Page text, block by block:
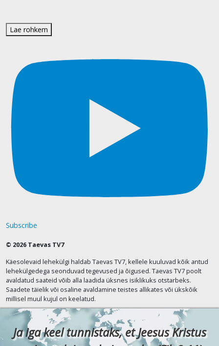
Lae rohkem
Subscribe
© 2026 Taevas TV7
Käesolevaid lehekülgi haldab Taevas TV7, kellele kuuluvad kõik antud
lehekülgedega seonduvad tegevused ja õigused. Taevas TV7 poolt
avaldatud saateid võib alla laadida üksnes isiklikuks otstarbeks.
Saadete täielik või osaline avaldamine teistes allikates või ükskõik
millisel muul kujul on keelatud.
Ja iga keel tunnistaks, et Jeesus Kristus